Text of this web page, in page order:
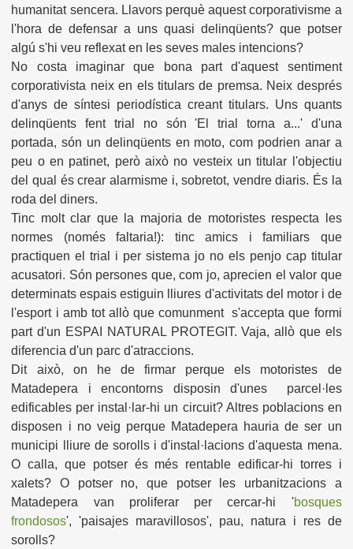
humanitat sencera. Llavors perquè aquest corporativisme a
l'hora de defensar a uns quasi delinqüents? que potser
algú s'hi veu reflexat en les seves males intencions?
No costa imaginar que bona part d'aquest sentiment
corporativista neix en els titulars de premsa. Neix després
d'anys de síntesi periodística creanttitulars. Uns quants
delinqüents fent trial no són 'El trial torna a...' d'una
portada, són un delinqüents en moto, com podrien anar a
peu o en patinet, però això no vesteix un titular l'objectiu
del qual és crear alarmisme i, sobretot, vendre diaris. És la
roda del diners.
Tinc molt clar que la majoria de motoristes respecta les
normes (només faltaria!): tinc amics i familiars que
practiquen el trial i per sistema jo no els penjo cap titular
acusatori. Són persones que, com jo, aprecien el valor que
determinats espais estiguin lliures d'activitats del motor i de
l'esport i amb tot allò que comunment s'accepta que formi
part d'un ESPAI NATURAL PROTEGIT. Vaja, allò que els
diferencia d'un parc d'atraccions.
Dit això, on he de firmar perque els motoristes de
Matadepera i encontorns disposin d'unes parcel·les
edificables per instal·lar-hi un circuit? Altres poblacions en
disposen i no veig perque Matadepera hauria de ser un
municipi lliure de sorolls i d'instal·lacions d'aquesta mena.
O calla, que potser és més rentable edificar-hi torres i
xalets? O potser no, que potser les urbanitzacions a
Matadepera van proliferar per cercar-hi 'bosques
frondosos', 'paisajes maravillosos', pau, natura i res de
sorolls?